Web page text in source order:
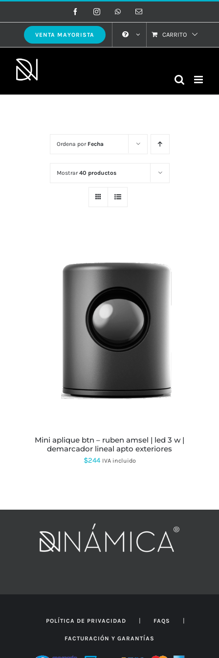
al
contenido
FacebookInstagramWhatsAppCorreo
VENTA MAYORISTA CARRITO
Ordena por Fecha
Mostrar40 productos
PRODUCTO
TIENE
SE
PÁGINA
DE
PRODUCTO
mini aplique btn – ruben amsel | led 3 w |
demarcador lineal apto exteriores
$244 IVA incluido
POLÍTICA DE PRIVACIDAD | FAQS |
FACTURACIÓN Y GARANTÍAS